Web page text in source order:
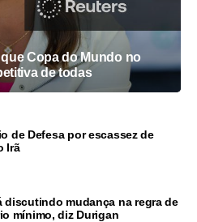
Copa do Mundo no
de todas
de Defesa por escassez de
Irã
discutindo mudança na regra de
mínimo, diz Durigan